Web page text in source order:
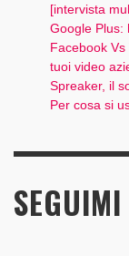
[intervista
Google Plus:
Facebook
tuoi video
Spreaker, il
Per cosa si
SEGUIMI